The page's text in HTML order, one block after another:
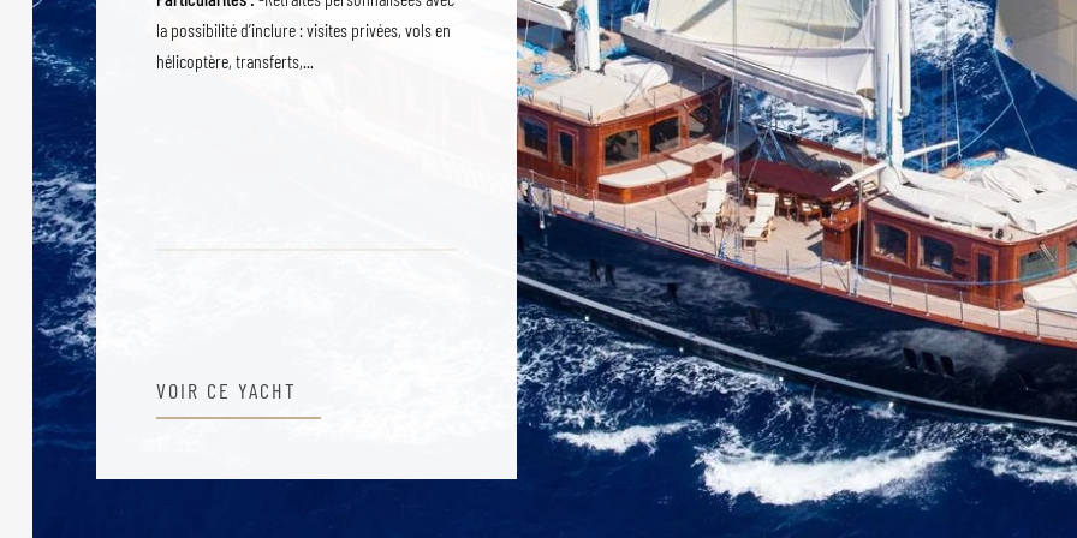
la possibilité d’inclure : visites privées, vols en
hélicoptère, transferts,...
VOIR CE YACHT